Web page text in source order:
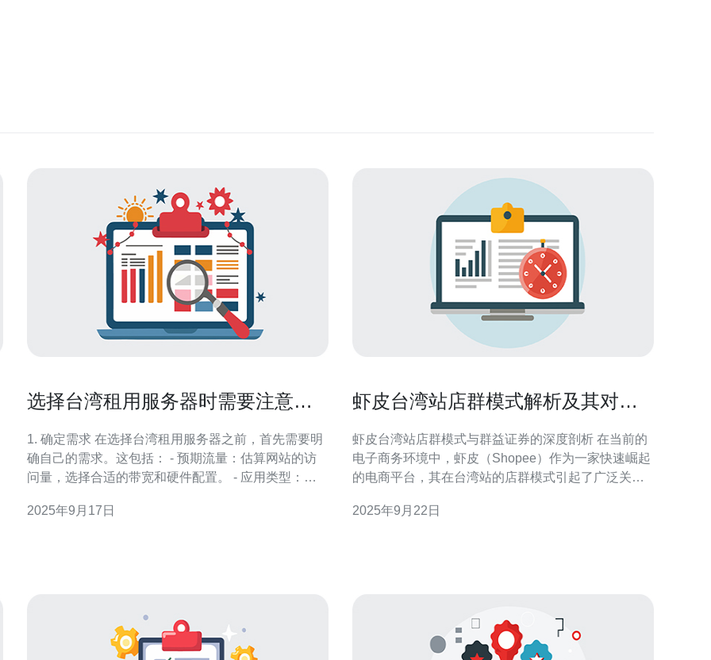
选择台湾租用服务器时需要注意的
1. 确定需求 在选择台湾租用服务器之前，首先需要明
确自己的需求。这包括： - 预期流量：估算网站的访
问量，选择合适的带宽和硬件配置。 - 应用类型：不
器的要求不同。
2025年9月17日
虾皮台湾站店群模式解析及其对群
虾皮台湾站店群模式与群益证券的深度剖析 在当前的
电子商务环境中，虾皮（Shopee）作为一家快速崛起
的电商平台，其在台湾站的店群模式引起了广泛关
关企业，如群益证券，产生了深远的影响。本文将对
2025年9月22日